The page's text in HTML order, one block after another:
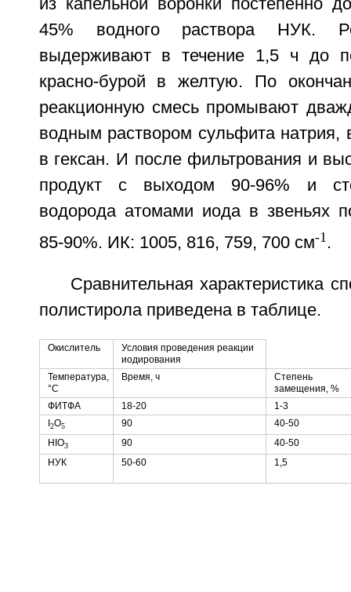
45% водного раствора НУК.
выдерживают в течение 1,5 ч до
красно-бурой в желтую. По
реакционную смесь промывают
водным раствором сульфита натрия,
в гексан. И после фильтрования и
продукт с выходом 90-96% и
водорода атомами иода в звеньях
85-90%. ИК: 1005, 816, 759, 700 см-1 .
Сравнительная характеристика
полистирола приведена в таблице.
Окислитель
Условия проведения реакции
иодирования
Температура,
°C
Время, ч
Степень
замещения, %
ФИТФА
18-20
1-3
2O5 90
40-50
HIO3 90
40-50
НУК
50-60 1,5